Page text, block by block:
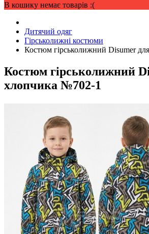
В кошику немає товарів :(
Дитячий одяг
Гірськолижні костюми
Костюм гірськолижний Disumer
Костюм гірськолижний
хлопчика №702-1